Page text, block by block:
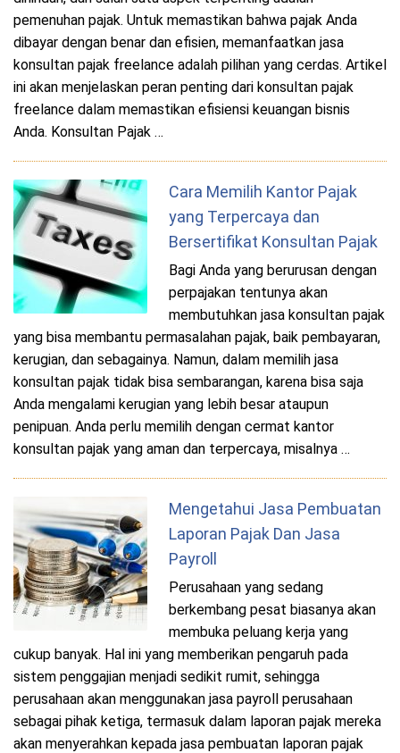
pemenuhan pajak. Untuk memastikan bahwa pajak Anda
dibayar dengan benar dan efisien, memanfaatkan jasa
konsultan pajak freelance adalah pilihan yang cerdas. Artikel
ini akan menjelaskan peran penting dari konsultan pajak
freelance dalam memastikan efisiensi keuangan bisnis
Anda. Konsultan Pajak …
Cara Memilih Kantor Pajak
yang Terpercaya dan
Bersertifikat Konsultan Pajak
Bagi Anda yang berurusan dengan
perpajakan tentunya akan
membutuhkan jasa konsultan pajak
yang bisa membantu permasalahan pajak, baik pembayaran,
kerugian, dan sebagainya. Namun, dalam memilih jasa
konsultan pajak tidak bisa sembarangan, karena bisa saja
Anda mengalami kerugian yang lebih besar ataupun
penipuan. Anda perlu memilih dengan cermat kantor
konsultan pajak yang aman dan terpercaya, misalnya …
Mengetahui Jasa Pembuatan
Laporan Pajak Dan Jasa
Payroll
Perusahaan yang sedang
berkembang pesat biasanya akan
membuka peluang kerja yang
cukup banyak. Hal ini yang memberikan pengaruh pada
sistem penggajian menjadi sedikit rumit, sehingga
perusahaan akan menggunakan jasa payroll perusahaan
sebagai pihak ketiga, termasuk dalam laporan pajak mereka
akan menyerahkan kepada jasa pembuatan laporan pajak